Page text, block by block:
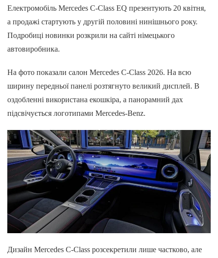
Електромобіль Mercedes C-Class EQ презентують 20 квітня,
а продажі стартують у другій половині нинішнього року.
Подробиці новинки розкрили на сайті німецького
автовиробника.
На фото показали салон Mercedes C-Class 2026. На всю
ширину передньої панелі розтягнуто великий дисплей. В
оздобленні використана екошкіра, а панорамний дах
підсвічується логотипами Mercedes-Benz.
Дизайн Mercedes C-Class розсекретили лише частково, але